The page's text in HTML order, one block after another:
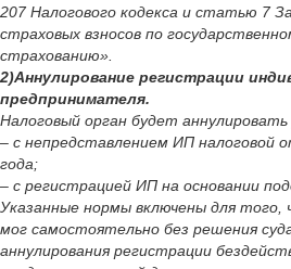
207 Налогового кодекса и статью 7
страховых взносов по
страхованию».
2)Аннулирование регистрации
предпринимателя.
Налоговый орган будет
– с непредставлением ИП налоговой
года;
– с регистрацией ИП на основании
Указанные нормы включены для того,
мог самостоятельно без решения
аннулирования регистрации